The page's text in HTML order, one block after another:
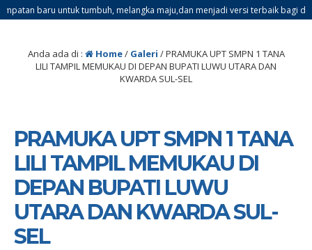
baru untuk tumbuh, melangka maju,dan menjadi versi terbaik bagi dirimu.
Ganjil Mulai Tanggal 21 Desember 2025 sd Tanggal 4 Januari 2026
Anda ada di : Home/ Galeri /PRAMUKA UPT SMPN 1 TANA
LILI TAMPIL MEMUKAU DI DEPAN BUPATI LUWU UTARA DAN
KWARDA SUL-SEL
PRAMUKA UPT SMPN 1 TANA
LILI TAMPIL MEMUKAU DI
DEPAN BUPATI LUWU
UTARA DAN KWARDA SUL-
SEL